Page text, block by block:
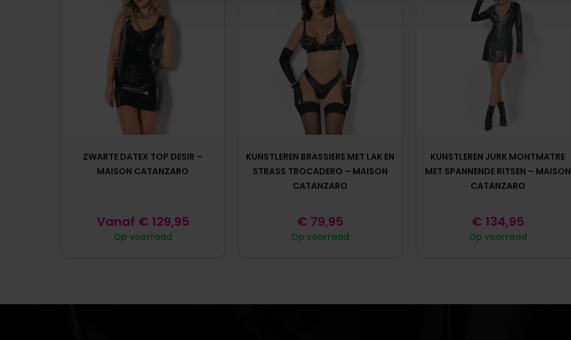
ZWARTE DATEX TOP DESIR –
MAISON CATANZARO
Op voorraad
Vanaf € 129,95
KUNSTLEREN BRASSIERE MET LAK EN
STRASS TROCADERO – MAISON
CATANZARO
Op voorraad
€ 79,95
KUNSTLEREN JURK MONTMATRE
MET SPANNENDE RITSEN – MAISON
CATANZARO
Op voorraad
€ 134,95